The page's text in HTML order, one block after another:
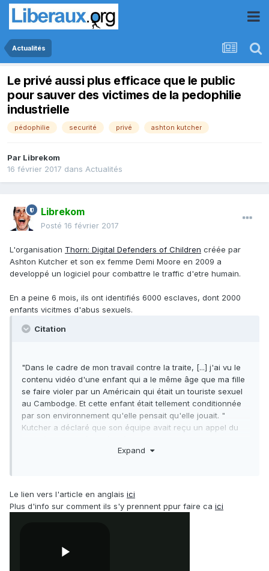
Actualités
Le privé aussi plus efficace que le public
pour sauver des victimes de la pedophilie
industrielle
pédophilie securité privé ashton kutcher
Par Librekom
16 février 2017 dans Actualités
Librekom
Posté 16 février 2017
L'organisation Thorn: Digital Defenders of Children créée par
Ashton Kutcher et son ex femme Demi Moore en 2009 a
developpé un logiciel pour combattre le traffic d'etre humain.
En a peine 6 mois, ils ont identifiés 6000 esclaves, dont 2000
enfants vicitmes d'abus sexuels.
Citation
"Dans le cadre de mon travail contre la traite, [...] j'ai vu le
contenu vidéo d'une enfant qui a le même âge que ma fille
se faire violer par un Américain qui était un touriste sexuel
au Cambodge. Et cette enfant était tellement conditionnée
par son environnement qu'elle pensait qu'elle jouait. "
Kutcher a déclaré que son équipe avait reçu un appel du
trouver une fille de sept ans reperée dans des de multiples
«Nous étions la dernière ligne de défense. Un acteur et sa
fondation étaient la dernière ligne de défense possible.
Expand
Le lien vers l'article en anglais ici
Plus d'info sur comment ils s'y prennent ppur faire ca ici